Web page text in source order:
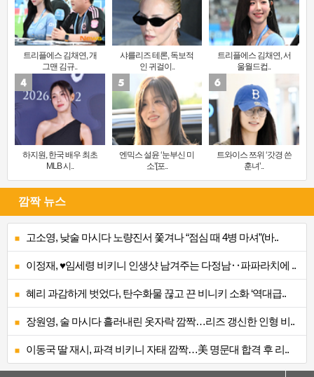
트리플에스 김채연, 개
그맨 김규..
샤를리즈 테론, 독보적
인 귀걸이..
트리플에스 김채연, 서
울월드컵..
하지원, 한국 배우 최초
MLB 시..
엔믹스 설윤 ‘눈부신 미
소’[포..
트와이스 쯔위 ‘갓경 쓴
훈녀’..
깜짝 뉴스
고소영, 낮술 마시다 노량진서 쫓겨나 “점심 때 4병 마셔”(바..
이정재, ♥임세령 비키니 인생샷 남겨주는 다정남‥파파라치에 ..
혜리 과감하게 벗었다, 탄수화물 끊고 끈 비니키 소화 ‘역대급..
장원영, 술 마시다 흘러내린 옷자락 깜짝…리즈 갱신한 인형 비..
이동국 딸 재시, 파격 비키니 자태 깜짝…美 명문대 합격 후 리..